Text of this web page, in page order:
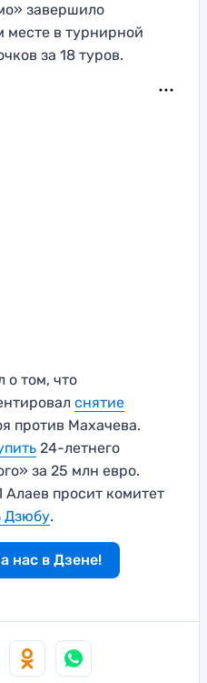
завершило
месте в турнирной
за 18 туров.
о том, что
снятие
против Махачева.
24-летнего
за 25 млн евро.
просит комитет
Дзюбу.
нас в Дзене!